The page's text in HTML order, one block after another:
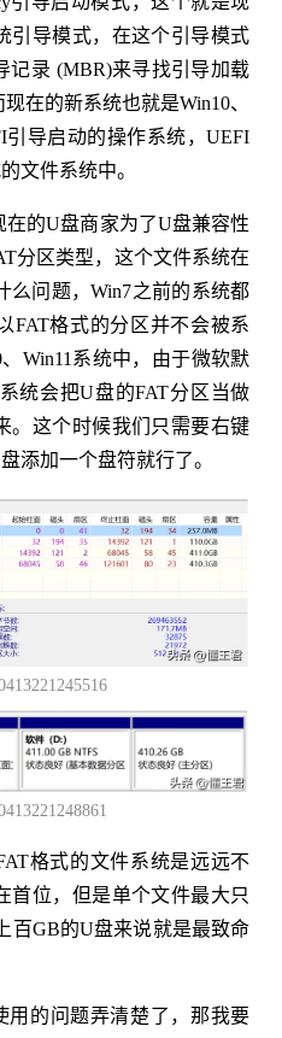
引导模式，在这个引导模式
记录 (MBR)来寻找引导加载
在的新系统也就是Win10、
引导启动的操作系统，UEFI
文件系统中。
的U盘商家为了U盘兼容性
分区类型，这个文件系统在
么问题，Win7之前的系统都
FAT格式的分区并不会被系
Win11系统中，由于微软默
统会把U盘的FAT分区当做
。这个时候我们只需要右键
添加一个盘符就行了。
格式的文件系统是远远不
首位，但是单个文件最大只
百GB的U盘来说就是最致命
用的问题弄清楚了，那我要